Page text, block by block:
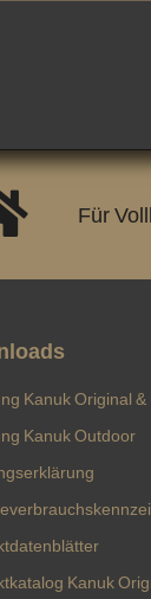
Für
Kanuk Original &
Kanuk Outdoor
Kanuk